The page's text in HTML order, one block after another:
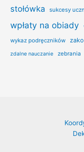
stołówka sukcesy
wpłaty na obiady
wykaz podręczników
zdalne nauczanie zebrania